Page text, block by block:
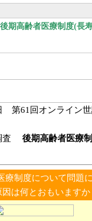
期高齢者医療制度(長
第61回オンライン
査 後期高齢者医療
療制度について問題
因は何とおもいますか